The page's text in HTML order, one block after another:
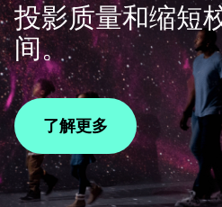
投影质量和缩短
间。
了解更多